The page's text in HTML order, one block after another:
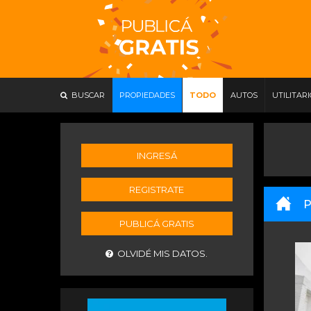
BUSCAR PROPIEDADES TODO AUTOS
INGRESÁ
REGISTRATE
PUBLICÁ GRATIS
OLVIDÉ MIS DATOS.